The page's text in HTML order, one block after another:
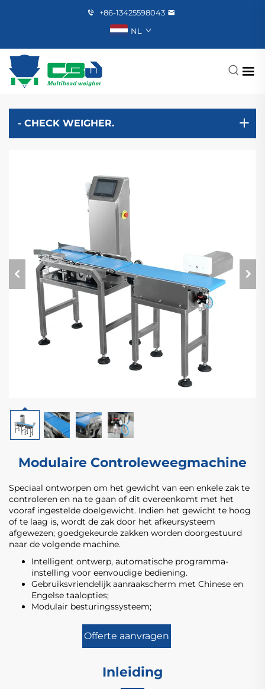
+86-13425598043
NL
- CHECK WEIGHER.
Modulaire Controleweegmachine
Speciaal ontworpen om het gewicht van een enkele zak te
controleren en na te gaan of dit overeenkomt met het
vooraf ingestelde doelgewicht. Indien het gewicht te hoog
of te laag is, wordt de zak door het afkeursysteem
afgewezen; goedgekeurde zakken worden doorgestuurd
naar de volgende machine.
Intelligent ontwerp, automatische programma-
instelling voor eenvoudige bediening.
Gebruiksvriendelijk aanraakscherm met Chinese en
Engelse taalopties;
Modulair besturingssysteem;
Offerte aanvragen
Inleiding